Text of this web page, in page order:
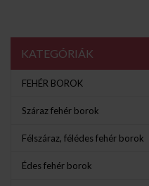
KATEGÓRIÁK
FEHÉR BOROK
Száraz fehér borok
Félszáraz, félédes fehér borok
Édes fehér borok